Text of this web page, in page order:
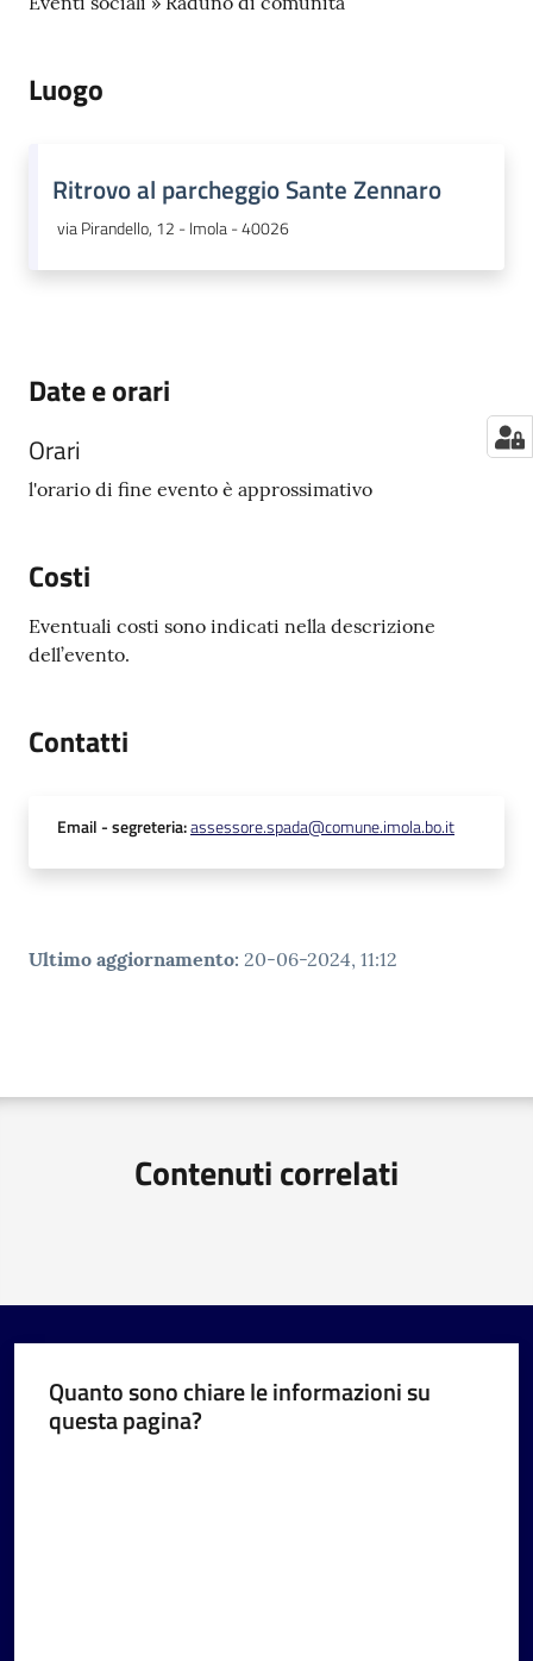
Luogo
Ritrovo al parcheggio Sante Zennaro
via Pirandello, 12 - Imola - 40026
Date e orari
Orari
l'orario di fine evento è approssimativo
Costi
Eventuali costi sono indicati nella descrizione
dell’evento.
Contatti
Email- segreteria:assessore.spada@comune.imola.bo.it
Ultimo aggiornamento: 20-06-2024, 11:12
Contenuti correlati
Quanto sono chiare le informazioni su
questa pagina?